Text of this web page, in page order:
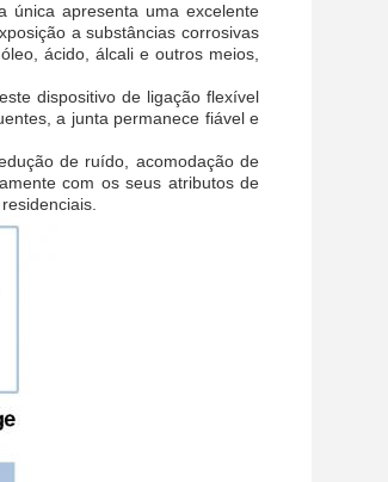
única apresenta uma excelente
a substâncias corrosivas
ácido, álcali e outros meios,
dispositivo de ligação flexível
a junta permanece fiável e
de ruído, acomodação de
com os seus atributos de